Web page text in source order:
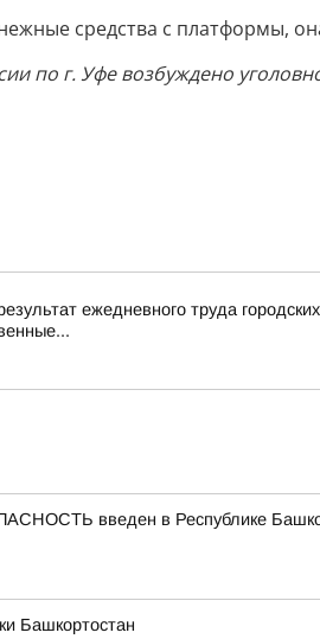
средства с платформы,
по г. Уфе возбуждено
ежедневного труда
введен в Республике
Башкортостан